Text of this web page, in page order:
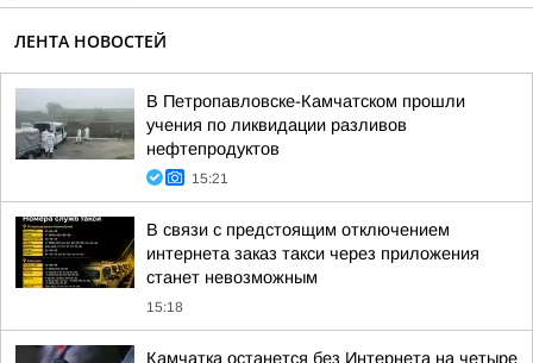
ЛЕНТА НОВОСТЕЙ
В Петропавловске-Камчатском прошли
учения по ликвидации разливов
нефтепродуктов
15:21
В связи с предстоящим отключением
интернета заказ такси через приложения
станет невозможным
15:18
Камчатка останется без Интернета на четыре